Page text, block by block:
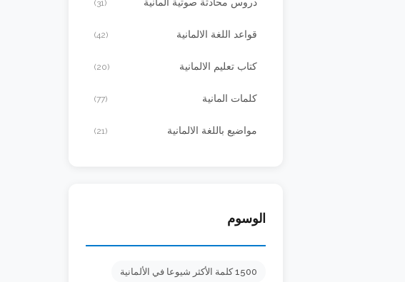
(31)
قواعد اللغة الالمانية (42)
كتاب تعليم الالمانية (20)
كلمات المانية (77)
مواضيع باللغة الالمانية (21)
الوسوم
1500 كلمة الأكثر شيوعا في الألمانية